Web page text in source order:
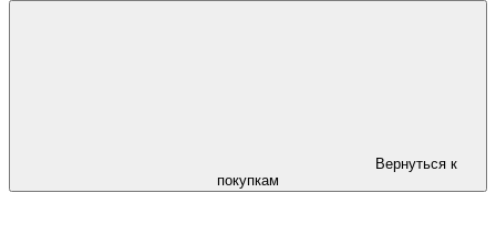
Вернуться к
покупкам